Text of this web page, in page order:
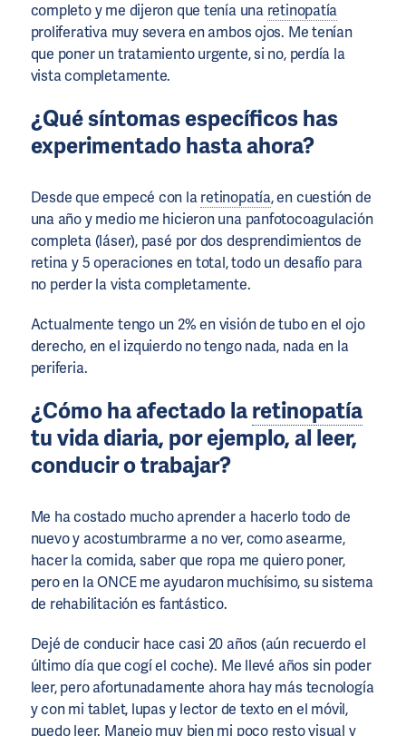
completo y me dijeron que tenía una retinopatía
proliferativa muy severa en ambos ojos. Me tenían
que poner un tratamiento urgente, si no, perdía la
vista completamente.
¿Qué síntomas específicos has
experimentado hasta ahora?
Desde que empecé con laretinopatía, en cuestión de
una año y medio me hicieron una panfotocoagulación
completa (láser), pasé por dos desprendimientos de
retina y 5 operaciones en total, todo un desafío para
no perder la vista completamente.
Actualmente tengo un 2% en visión de tubo en el ojo
derecho, en el izquierdo no tengo nada, nada en la
periferia.
¿Cómo ha afectado laretinopatía
tu vida diaria, por ejemplo, al leer,
conducir o trabajar?
Me ha costado mucho aprender a hacerlo todo de
nuevo y acostumbrarme a no ver, como asearme,
hacer la comida, saber que ropa me quiero poner,
pero en la ONCE me ayudaron muchísimo, su sistema
de rehabilitación es fantástico.
Dejé de conducir hace casi 20 años (aún recuerdo el
último día que cogí el coche). Me llevé años sin poder
leer, pero afortunadamente ahora hay más tecnología
y con mi tablet, lupas y lector de texto en el móvil,
puedo leer. Manejo muy bien mi poco resto visual y